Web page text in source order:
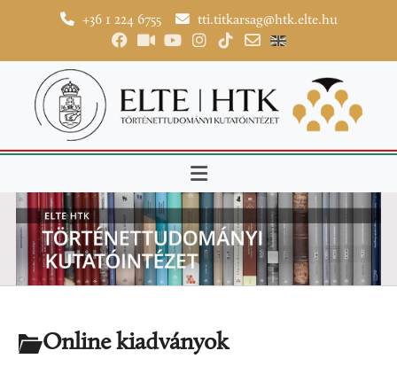
+36 1 224 6755 tti.titkarsag@htk.elte.hu
Online kiadványok